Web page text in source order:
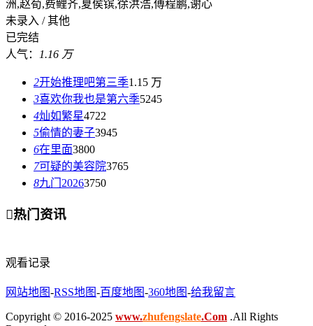
洲,赵荀,费鲤齐,夏侯镔,徐洪浩,傅程鹏,谢心
未录入 / 其他
已完结
人气：
1.16 万
2开始推理吧第三季1.15 万
3喜欢你我也是第六季5245
4灿如繁星4722
5偷情的妻子3945
6在里面3800
7可疑的美容院3765
8九门20263750
热门资讯
观看记录
网站地图-RSS地图-百度地图-360地图-给我留言
Copyright © 2016-2025 www.zhufengslate.Com .All Rights